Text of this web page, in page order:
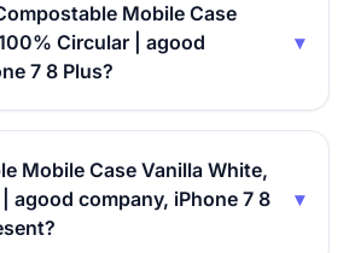
Mobile Case
Circular | agood
7 8 Plus?
▾
Mobile Case Vanilla White,
agood company, iPhone 7 8
▾